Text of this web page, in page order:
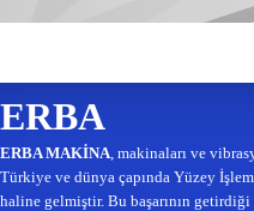
ERBA
ERBA MAKİNA , makinaları ve
Türkiye ve dünya çapında Yüzey
haline gelmiştir. Bu başarının getirdiği